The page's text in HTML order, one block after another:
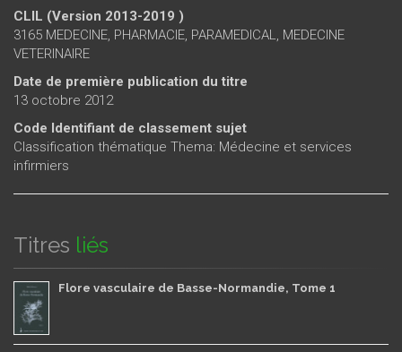
CLIL (Version 2013-2019 )
3165 MEDECINE, PHARMACIE, PARAMEDICAL, MEDECINE
VETERINAIRE
Date de première publication du titre
13 octobre 2012
Code Identifiant de classement sujet
Classification thématique Thema: Médecine et services
infirmiers
Titres liés
Flore vasculaire de Basse-Normandie, Tome 1